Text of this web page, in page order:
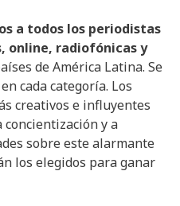
a todos los periodistas
online, radiofónicas y
de América Latina. Se
cada categoría. Los
creativos e influyentes
y a
sobre este alarmante
los elegidos para ganar